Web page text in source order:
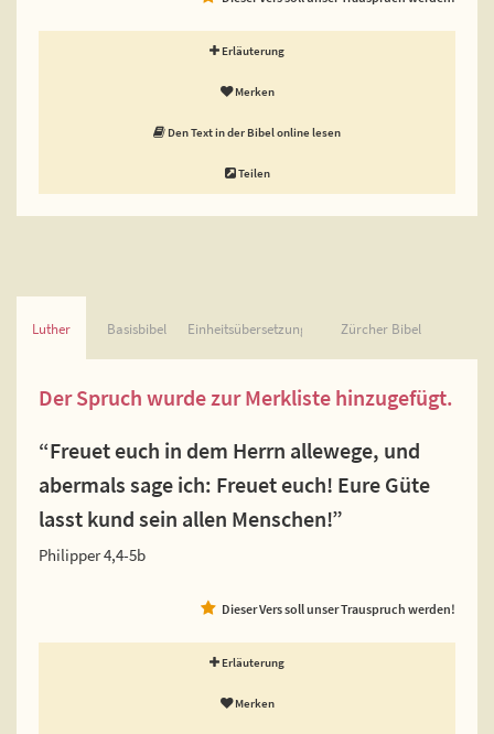
Erläuterung
Merken
Den Text in der Bibel online lesen
Teilen
Luther Basisbibel Einheitsübersetzung Zürcher Bibel
Der Spruch wurde zur Merkliste hinzugefügt.
“Freuet euch in dem Herrn allewege, und
abermals sage ich: Freuet euch! Eure Güte
lasst kund sein allen Menschen!”
Philipper 4,4-5b
Dieser Vers soll unser Trauspruch werden!
Erläuterung
Merken